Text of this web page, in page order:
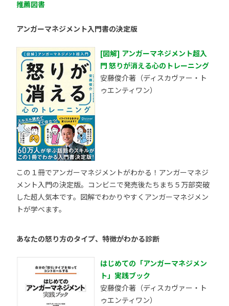
推薦図書
アンガーマネジメント入門書の決定版
[図解] アンガーマネジメント超入
門 怒りが消える心のトレーニング
安藤俊介著（ディスカヴァー・ト
ゥエンティワン）
この１冊でアンガーマネジメントがわかる！アンガーマネジ
メント入門の決定版。コンビニで発売後たちまち５万部突破
した超人気本です。図解でわかりやすくアンガーマネジメン
トが学べます。
あなたの怒り方のタイプ、特徴がわかる診断
はじめての「アンガーマネジメン
ト」実践ブック
安藤俊介著（ディスカヴァー・ト
ゥエンティワン）